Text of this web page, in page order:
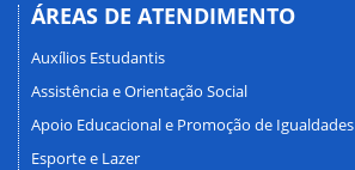
ÁREAS DE ATENDIMENTO
Auxílios Estudantis
Assistência e Orientação Social
Apoio Educacional e Promoção de Igualdades
Esporte e Lazer